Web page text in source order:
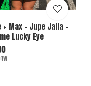
+ Max - Jupe Jalia -
Lucky Eye